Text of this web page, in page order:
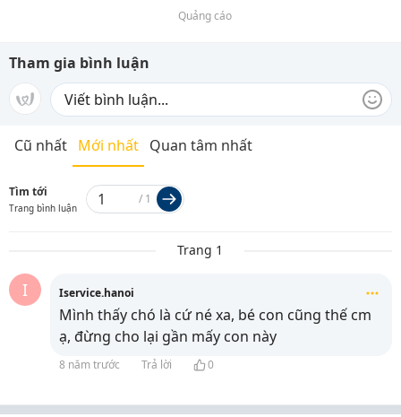
Quảng cáo
Tham gia bình luận
Cũ nhất Mới nhất Quan tâm nhất
Tìm tới
Trang bình luận
/ 1
Trang 1
I Iservice.hanoi
Mình thấy chó là cứ né xa, bé con cũng thế cm
ạ, đừng cho lại gần mấy con này
8 năm trước Trả lời 0